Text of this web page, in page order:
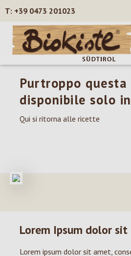
Passa al contenuto principale
+39 0473 201023
Purtroppo
disponibile solo
Qui si ritorna alle ricette
Lorem Ipsum dolor
Lorem ipsum dolor sit amet,